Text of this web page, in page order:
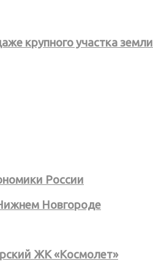
крупного участка земли
России
Новгороде
ЖК «Космолет»